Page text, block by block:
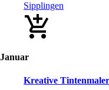
Sipplingen
Januar
Kreative